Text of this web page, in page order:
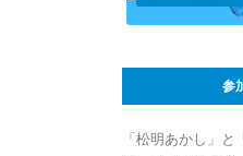
参
「松明あかし」